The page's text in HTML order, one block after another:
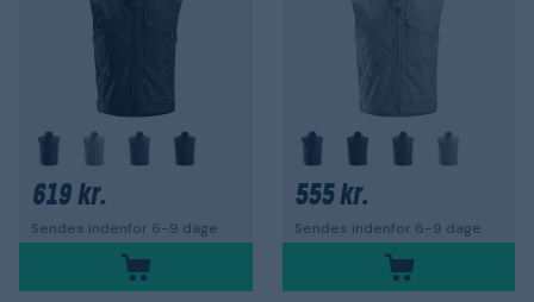
619 kr.
Sendes indenfor 6-9 dage
555 kr.
Sendes indenfor 6-9 dage